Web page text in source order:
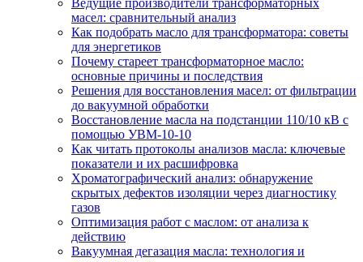
масел: сравнительный анализ
Как подобрать масло для трансформатора: советы
для энергетиков
Почему стареет трансформаторное масло:
основные причины и последствия
Решения для восстановления масел: от фильтрации
до вакуумной обработки
Восстановление масла на подстанции 110/10 кВ с
помощью УВМ-10-10
Как читать протоколы анализов масла: ключевые
показатели и их расшифровка
Хроматографический анализ: обнаружение
скрытых дефектов изоляции через диагностику
газов
Оптимизация работ с маслом: от анализа к
действию
Вакуумная дегазация масла: технология и